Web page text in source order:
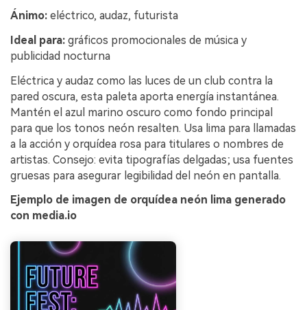
Ánimo: eléctrico, audaz, futurista
Ideal para: gráficos promocionales de música y
publicidad nocturna
Eléctrica y audaz como las luces de un club contra la
pared oscura, esta paleta aporta energía instantánea.
Mantén el azul marino oscuro como fondo principal
para que los tonos neón resalten. Usa lima para llamadas
a la acción y orquídea rosa para titulares o nombres de
artistas. Consejo: evita tipografías delgadas; usa fuentes
gruesas para asegurar legibilidad del neón en pantalla.
Ejemplo de imagen de orquídea neón lima generado
con media.io